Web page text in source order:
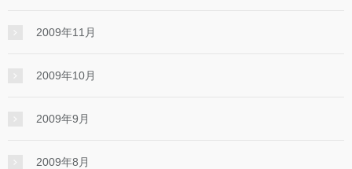
2009年11月
2009年10月
2009年9月
2009年8月